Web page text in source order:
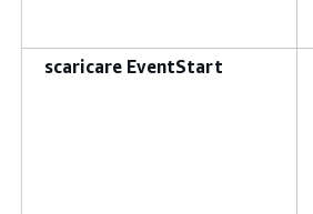
scaricare EventStart